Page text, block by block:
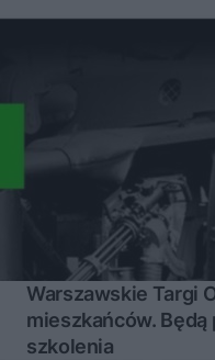
Warszawskie Targi
mieszkańców.
szkolenia